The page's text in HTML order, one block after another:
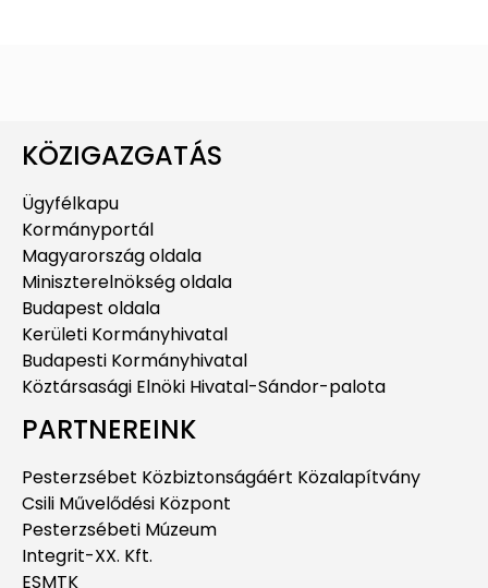
KÖZIGAZGATÁS
Ügyfélkapu
Kormányportál
Magyarország oldala
Miniszterelnökség oldala
Budapest oldala
Kerületi Kormányhivatal
Budapesti Kormányhivatal
Köztársasági Elnöki Hivatal-Sándor-palota
PARTNEREINK
Pesterzsébet Közbiztonságáért Közalapítvány
Csili Művelődési Központ
Pesterzsébeti Múzeum
Integrit-XX. Kft.
ESMTK